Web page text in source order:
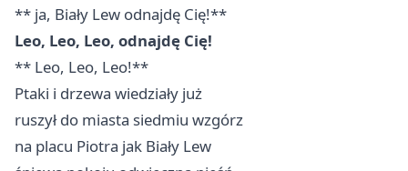
** ja, Biały Lew odnajdę Cię!**
Leo, Leo, Leo, odnajdę Cię!
** Leo, Leo, Leo!**
Ptaki i drzewa wiedziały już
ruszył do miasta siedmiu wzgórz
na placu Piotra jak Biały Lew